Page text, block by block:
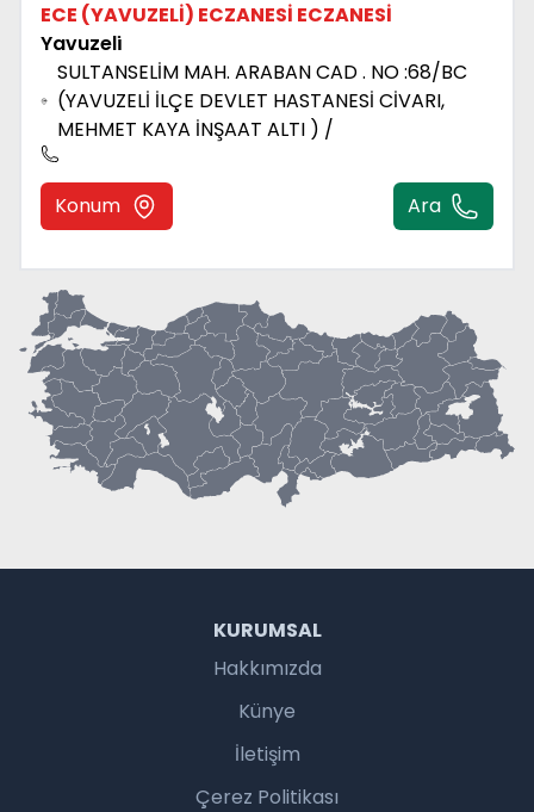
ECE (YAVUZELİ) ECZANESİ ECZANESİ
Yavuzeli̇
SULTANSELİM MAH. ARABAN CAD . NO :68/BC
(YAVUZELİ İLÇE DEVLET HASTANESİ CİVARI,
MEHMET KAYA İNŞAAT ALTI ) /
Konum Ara
KURUMSAL
Hakkımızda
Künye
İletişim
Çerez Politikası